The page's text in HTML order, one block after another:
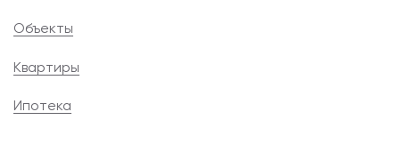
Объекты
Квартиры
Ипотека